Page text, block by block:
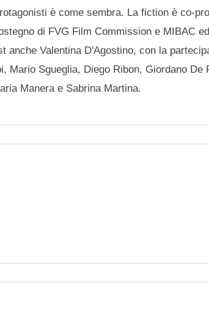
è come sembra. La fiction è co-
di FVG Film Commission e MIBAC
anche Valentina D'Agostino, con la
Mario Sgueglia, Diego Ribon, Giordano De
Manera e Sabrina Martina.